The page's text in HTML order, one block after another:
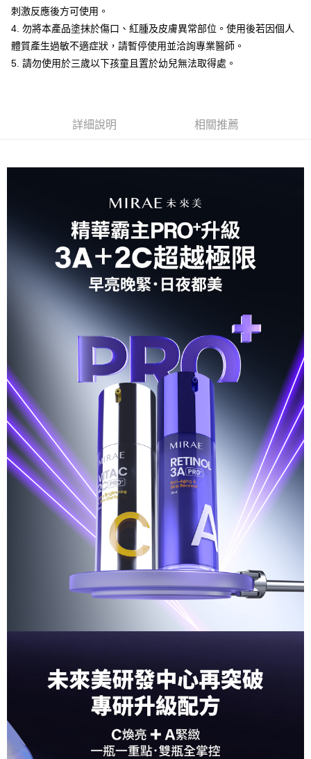
請求用戶進行身份認證。
５．嚴禁一人註冊多個帳號或使用他人資訊註冊。若發現惡意使用之情形，
恩沛科技股份有限公司將有權停止該用戶之使用額度並採取法律行動。
宅配(離島)
每筆NT$150，滿NT$1,500(含以上)免運費
海外配送
刺激反應後方可使用。
4. 勿將本產品塗抹於傷口、紅腫及皮膚異常部位。使用後若因個人
體質產生過敏不適症狀，請暫停使用並洽詢專業醫師。
5. 請勿使用於三歲以下孩童且置於幼兒無法取得處。
詳細說明 相關推薦